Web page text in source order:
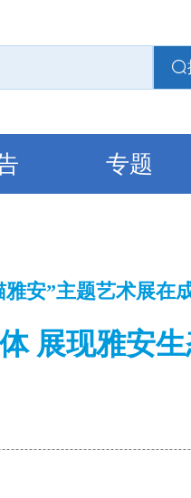
专题
雅安”主题艺术展在
展现雅安